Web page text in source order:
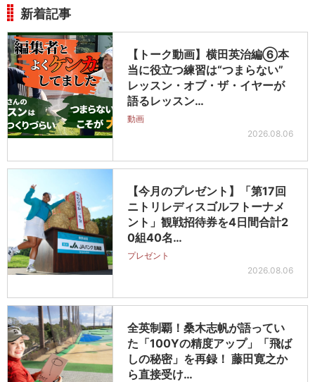
新着記事
【トーク動画】横田英治編⑥本
当に役立つ練習は“つまらない”
レッスン・オブ・ザ・イヤーが
語るレッスン…
動画
2026.08.06
【今月のプレゼント】「第17回
ニトリレディスゴルフトーナメ
ント」観戦招待券を4日間合計2
0組40名…
プレゼント
2026.08.06
全英制覇！桑木志帆が語ってい
た「100Yの精度アップ」「飛ば
しの秘密」を再録！ 藤田寛之か
ら直接受け…